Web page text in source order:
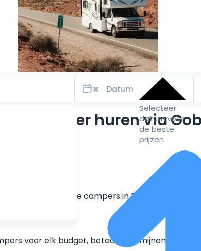
Selecteer
datum voor
de beste
prijzen
camper huren via
aanbod unieke campers in Europa
voor elk budget, betaal in termijnen